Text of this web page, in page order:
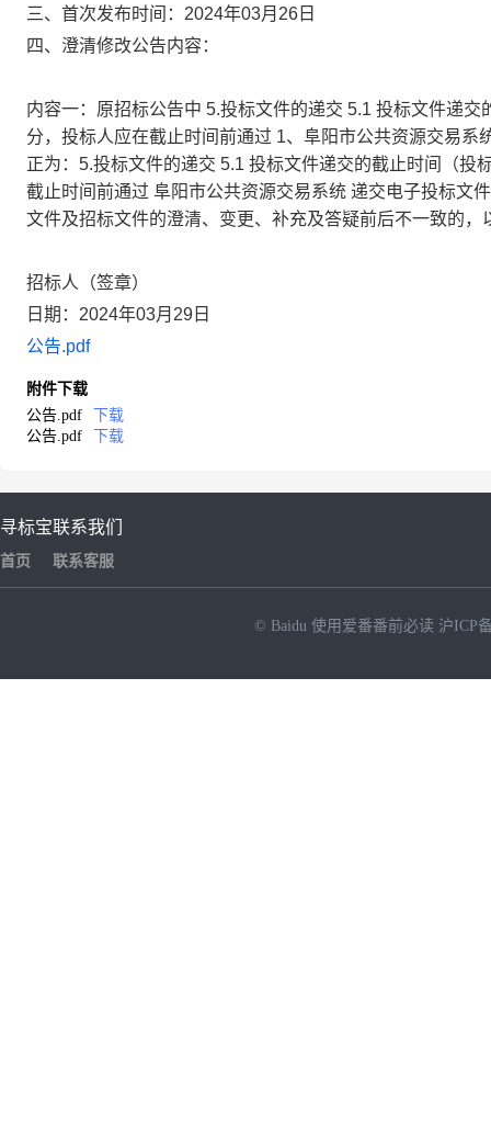
三、首次发布时间： 2024年03月26日
四、澄清修改公告内容：
内容一：原招标公告中 5.投标文件的递交 5.1 投标文件递
分，投标人应在截止时间前通过 1、阜阳市公共资源交易
正为：5.投标文件的递交 5.1 投标文件递交的截止时间（
截止时间前通过 阜阳市公共资源交易系统 递交电子投标文
文件及招标文件的澄清、变更、补充及答疑前后不一致的
招标人（签章）
日期： 2024年03月29日
公告.pdf
附件下载
公告.pdf
下载
公告.pdf
下载
寻标宝
首页
联系我们
联系客服
© Baidu 使用爱番番前必读 沪ICP